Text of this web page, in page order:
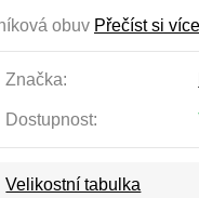
obuv Přečíst si více
Značka:
Dostupnost:
Velikostní tabulka